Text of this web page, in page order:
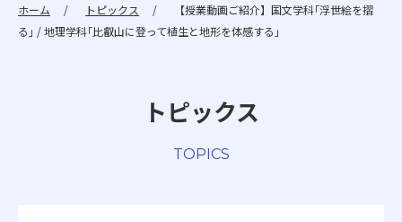
ホーム トピックス
【授業動画ご紹介】国文学科｢浮世絵を摺
る｣ / 地理学科｢比叡山に登って植生と地形を体感する｣
トピックス
TOPICS